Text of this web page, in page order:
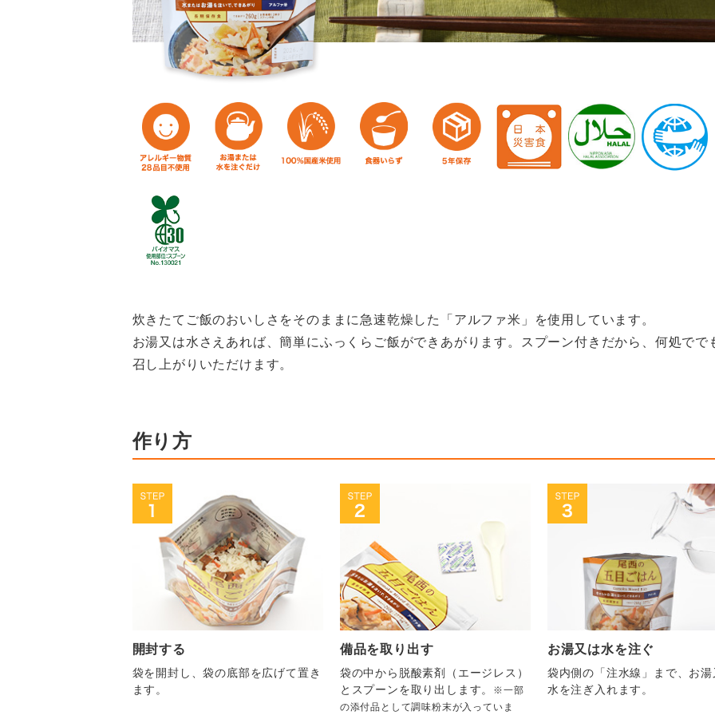
炊きたてご飯のおいしさをそのままに急速乾燥した「アルファ米」を使用しています。
お湯又は水さえあれば、簡単にふっくらご飯ができあがります。スプーン付きだから、何処でで
召し上がりいただけます。
作り方
開封する
袋を開封し、袋の底部を広げて置き
ます。
備品を取り出す
袋の中から脱酸素剤（エージレス）
とスプーンを取り出します。
※一部
の添付品として調味粉末が入っていま
お湯又は水を注ぐ
袋内側の「注水線」まで、お
水を注ぎ入れます。